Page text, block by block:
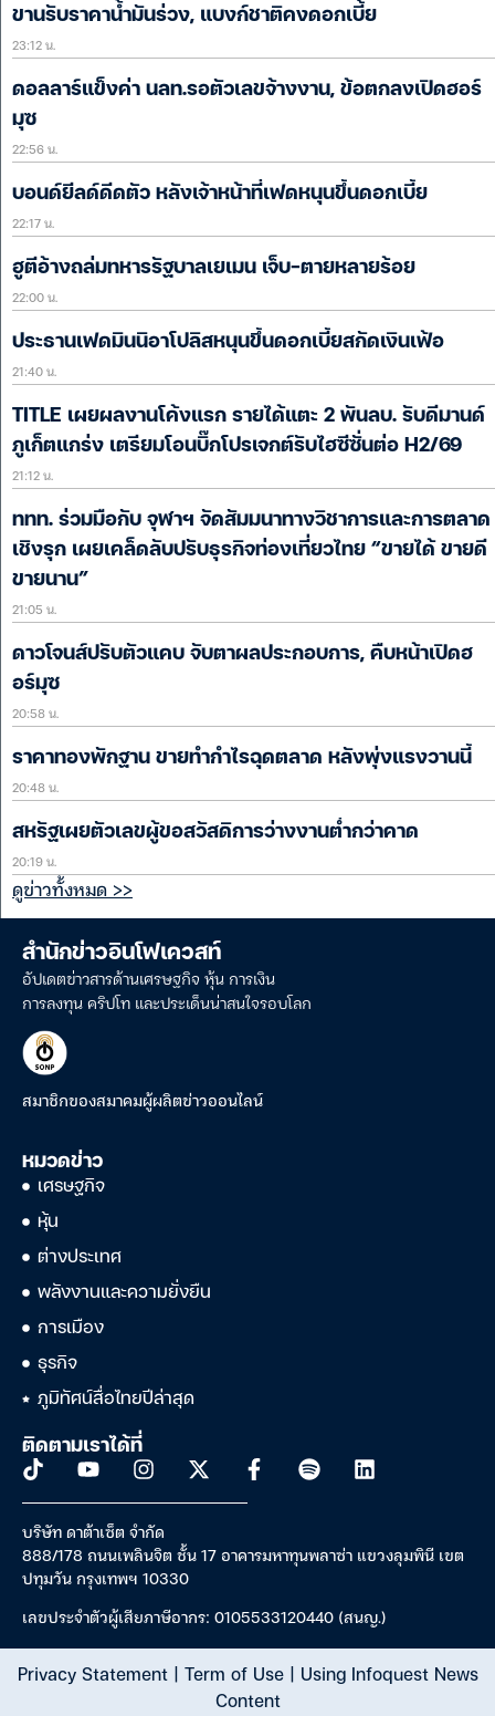
ขานรับราคาน้ำมันร่วง, แบงก์ชาติคงดอกเบี้ย
23:12 น.
ดอลลาร์แข็งค่า นลท.รอตัวเลขจ้างงาน, ข้อตกลงเปิดฮอร์
มุซ
22:56 น.
บอนด์ยีลด์ดีดตัว หลังเจ้าหน้าที่เฟดหนุนขึ้นดอกเบี้ย
22:17 น.
ฮูตีอ้างถล่มทหารรัฐบาลเยเมน เจ็บ-ตายหลายร้อย
22:00 น.
ประธานเฟดมินนิอาโปลิสหนุนขึ้นดอกเบี้ยสกัดเงินเฟ้อ
21:40 น.
TITLE เผยผลงานโค้งแรก รายได้แตะ 2 พันลบ. รับดีมานด์
ภูเก็ตแกร่ง เตรียมโอนบิ๊กโปรเจกต์รับไฮซีซั่นต่อ H2/69
21:12 น.
ททท. ร่วมมือกับ จุฬาฯ จัดสัมมนาทางวิชาการและการตลาด
เชิงรุก เผยเคล็ดลับปรับธุรกิจท่องเที่ยวไทย “ขายได้ ขายดี
ขายนาน”
21:05 น.
ดาวโจนส์ปรับตัวแคบ จับตาผลประกอบการ, คืบหน้าเปิดฮ
อร์มุซ
20:58 น.
ราคาทองพักฐาน ขายทำกำไรฉุดตลาด หลังพุ่งแรงวานนี้
20:48 น.
สหรัฐเผยตัวเลขผู้ขอสวัสดิการว่างงานต่ำกว่าคาด
20:19 น.
ดูข่าวทั้งหมด >>
สำนักข่าวอินโฟเควสท์
อัปเดตข่าวสารด้านเศรษฐกิจ หุ้น การเงิน
การลงทุน คริปโท และประเด็นน่าสนใจรอบโลก
สมาชิกของสมาคมผู้ผลิตข่าวออนไลน์
หมวดข่าว
เศรษฐกิจ
หุ้น
ต่างประเทศ
พลังงานและความยั่งยืน
การเมือง
ธุรกิจ
ภูมิทัศน์สื่อไทยปีล่าสุด
ติดตามเราได้ที่
บริษัท ดาต้าเซ็ต จำกัด
888/178 ถนนเพลินจิต ชั้น 17 อาคารมหาทุนพลาซ่า แขวงลุมพินี เขต
ปทุมวัน กรุงเทพฯ 10330
เลขประจำตัวผู้เสียภาษีอากร: 0105533120440 (สนญ.)
Privacy Statement| Term of Use| Using Infoquest News
Content